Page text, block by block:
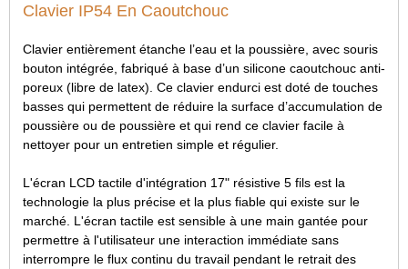
Clavier IP54 En Caoutchouc
Clavier entièrement étanche l’eau et la poussière, avec souris
bouton intégrée, fabriqué à base d’un silicone caoutchouc anti-
poreux (libre de latex). Ce clavier endurci est doté de touches
basses qui permettent de réduire la surface d’accumulation de
poussière ou de poussière et qui rend ce clavier facile à
nettoyer pour un entretien simple et régulier.
L'écran LCD tactile d'intégration 17" résistive 5 fils est la
technologie la plus précise et la plus fiable qui existe sur le
marché. L'écran tactile est sensible à une main gantée pour
permettre à l'utilisateur une interaction immédiate sans
interrompre le flux continu du travail pendant le retrait des